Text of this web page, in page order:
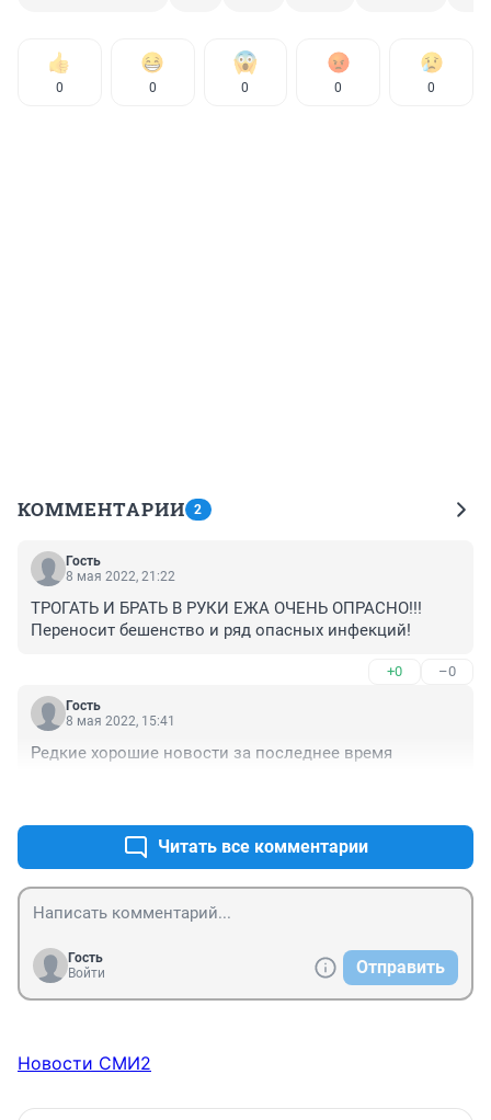
0 0 0 0 0
КОММЕНТАРИИ 2
Гость
8 мая 2022, 21:22
ТРОГАТЬ И БРАТЬ В РУКИ ЕЖА ОЧЕНЬ ОПРАСНО!!!
Переносит бешенство и ряд опасных инфекций!
+0 –0
Гость
8 мая 2022, 15:41
Редкие хорошие новости за последнее время
Читать все комментарии
Гость
Войти
Отправить
Новости СМИ2